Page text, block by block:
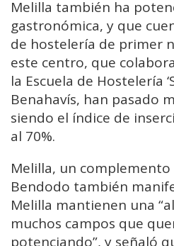
Melilla también ha
gastronómica, y que
de hostelería de primer
este centro, que
la Escuela de Hostelería
Benahavís, han pasado
siendo el índice de
al 70%.
Melilla, un complemento
Bendodo también
Melilla mantienen una
muchos campos que
potenciando”, y señaló